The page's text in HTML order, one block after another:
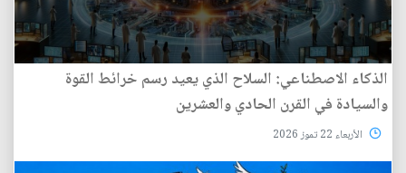
الذكاء الاصطناعي: السلاح الذي يعيد رسم خرائط القوة
والسيادة في القرن الحادي والعشرين
الأربعاء 22 تموز 2026